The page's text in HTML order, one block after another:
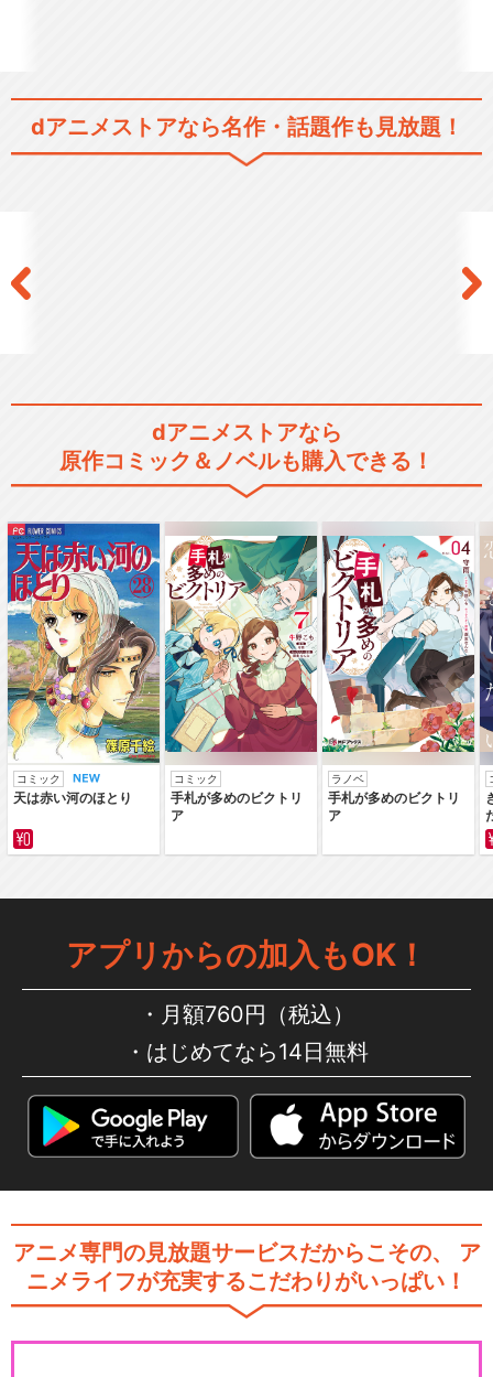
dアニメストアなら名作・話題作も見放題！
dアニメストアなら
原作コミック＆ノベルも購入できる！
コミック
天は赤い河のほとり
コミック
手札が多めのビクトリ
ア
ラノベ
手札が多めのビクトリ
ア
アプリからの加入もOK！
月額760円（税込）
はじめてなら14日無料
アニメ専門の見放題サービスだからこその、
ア
ニメライフが充実するこだわりがいっぱい！